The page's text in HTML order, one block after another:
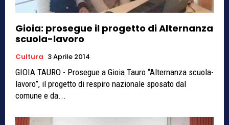
Gioia: prosegue il progetto di Alternanza
scuola-lavoro
Cultura 3 Aprile 2014
GIOIA TAURO - Prosegue a Gioia Tauro “Alternanza scuola-
lavoro”, il progetto di respiro nazionale sposato dal
comune e da...